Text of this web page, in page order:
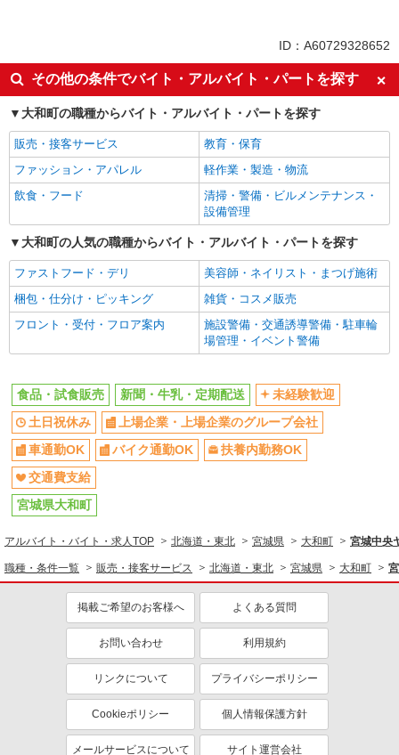
未経験歓迎
土日祝休み
上場企業・上場企業のグループ会
車通勤OK
扶養内勤務OK 交通費支給
ID：A60729328652
その他の条件でバイト・アルバイト・パートを探す
大和町の職種からバイト・アルバイト・パートを探す
販売・接客サービス
教育・保育
ファッション・アパレル
軽作業・製造・物流
飲食・フード
清掃・警備・ビルメンテナンス・
設備管理
大和町の人気の職種からバイト・アルバイト・パートを探す
ファストフード・デリ
美容師・ネイリスト・まつげ施術
梱包・仕分け・ピッキング
雑貨・コスメ販売
フロント・受付・フロア案内
施設警備・交通誘導警備・駐車輪
場管理・イベント警備
食品・試食販売 新聞・牛乳・定期配送
未経験歓迎
土日祝休み
上場企業・上場企業のグループ会社
車通勤OK
バイク通勤OK
扶養内勤務OK
交通費支給
宮城県大和町
アルバイト・バイト・求人TOP 北海道・東北 宮城県 大和町 宮城中央
職種・条件一覧 販売・接客サービス 北海道・東北 宮城県 大和町
掲載ご希望のお客様へ よくある質問
お問い合わせ 利用規約
リンクについて プライバシーポリシー
Cookieポリシー 個人情報保護方針
メールサービスについて サイト運営会社